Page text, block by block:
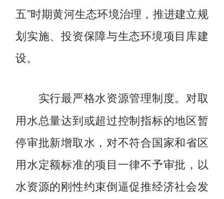
五”时期黄河生态环境治理，推进建立规
划实施、投资保障与生态环境项目库建
设。
实行最严格水资源管理制度。 对取
用水总量达到或超过控制指标的地区暂
停审批新增取水，对不符合国家和省区
用水定额标准的项目一律不予审批，以
水资源的刚性约束倒逼促推经济社会发